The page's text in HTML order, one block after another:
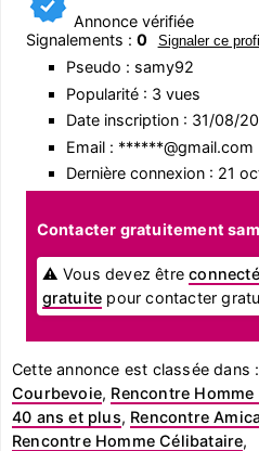
Annonce vérifiée
Signalements : 0 Signaler ce
Pseudo : samy92
Popularité : 3 vues
Date inscription : 31/08/
Email : ******@gmail.com
Dernière connexion : 21
Contacter gratuitement
⚠ Vous devez êtreconnecté
gratuite pour contacter
Cette annonce est classée dans :
Courbevoie, Rencontre
40 ans et plus, Rencontre
Rencontre Homme Célibataire,